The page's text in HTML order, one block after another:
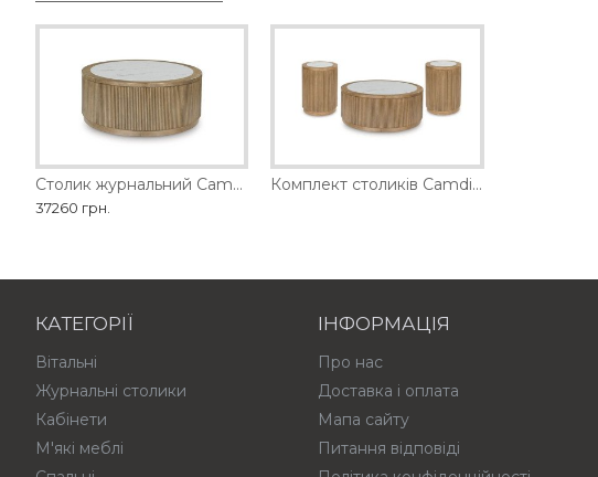
Столик журнальний Camdill Ashley
37260 грн.
Комплект столиків Camdill Ashley
КАТЕГОРІЇ
Вітальні
Журнальні столики
Кабінети
М'які меблі
ІНФОРМАЦІЯ
Про нас
Доставка і оплата
Мапа сайту
Питання відповіді